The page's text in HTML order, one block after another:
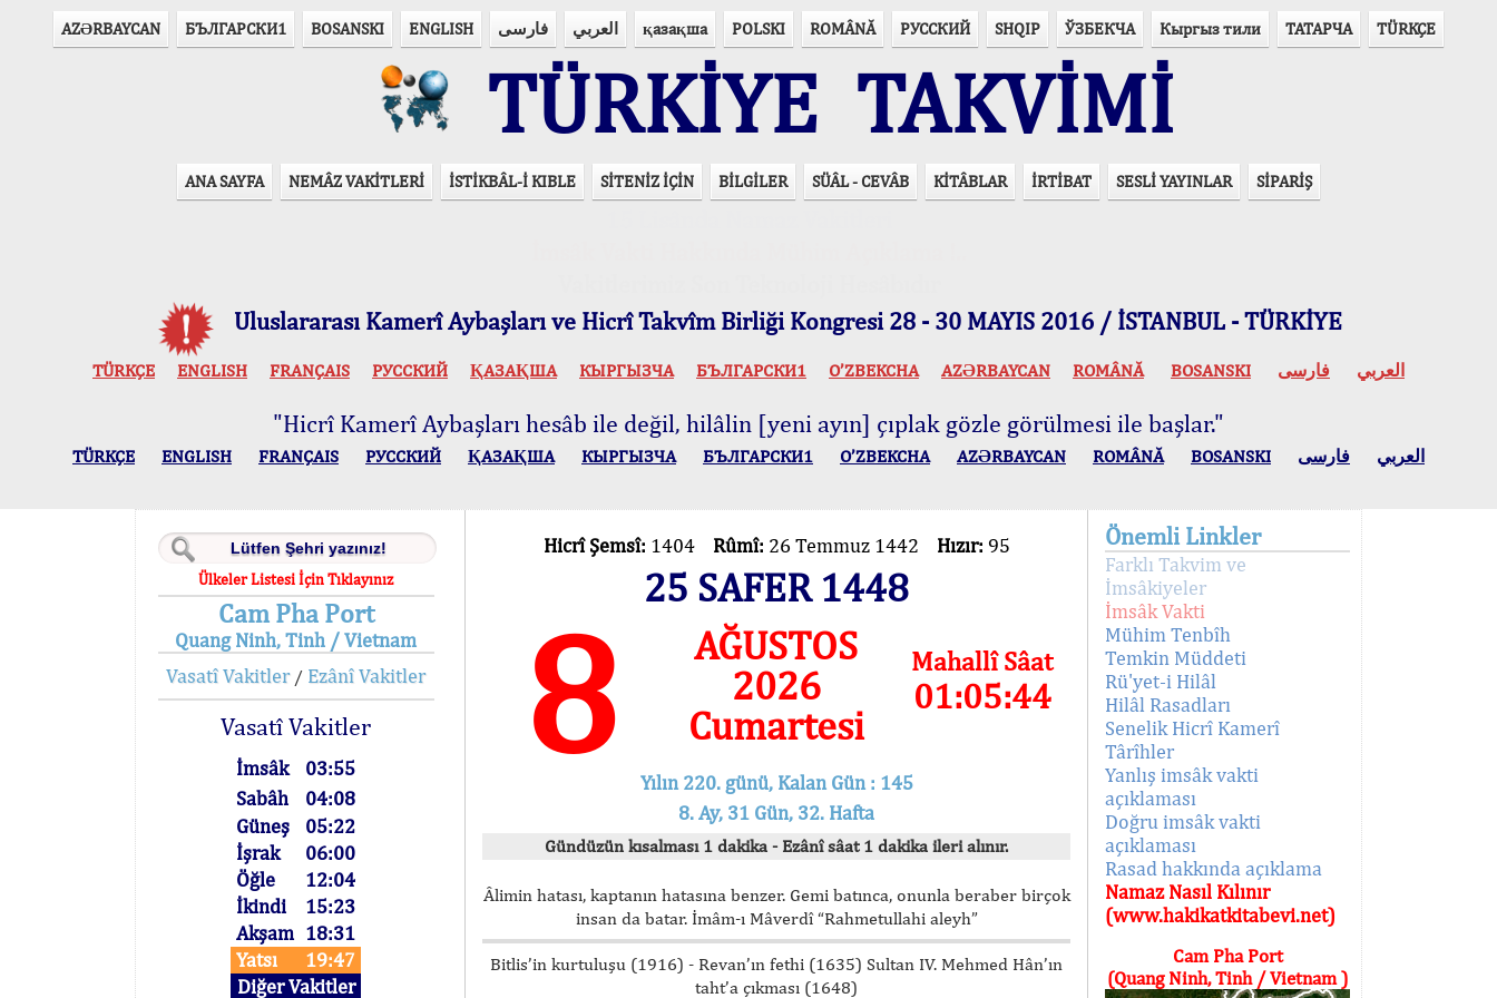
AZӘRBAYCAN БЪЛГАРСКИ1 BOSANSKI ENGLISH فارسی العربي қазақша POLSKI ROMÂNĂ РУССКИЙ SHQIP ЎЗБЕКЧА Кыргыз тили ТАТАРЧА TÜRKÇE
TÜRKİYE TAKVİMİ
ANA SAYFA NEMÂZ VAKİTLERİ İSTİKBÂL-İ KIBLE SİTENİZ İÇİN BİLGİLER SÜÂL - CEVÂB KİTÂBLAR İRTİBAT SESLİ YAYINLAR SİPARİŞ
Uluslararası Kamerî Aybaşları ve Hicrî Takvîm Birliği Kongresi 28 - 30 MAYIS 2016 / İSTANBUL - TÜRKİYE
TÜRKÇE ENGLISH FRANÇAIS РУССКИЙ ҚАЗАҚША КЫPГЫЗЧA БЪЛГАРСКИ1 O’ZBEKCHA AZӘRBAYCAN ROMÂNĂ BOSANSKI العربي فارسی
"Hicrî Kamerî Aybaşları hesâb ile değil, hilâlin [yeni ayın] çıplak gözle görülmesi ile başlar."
TÜRKÇE ENGLISH FRANÇAIS РУССКИЙ ҚАЗАҚША КЫPГЫЗЧA БЪЛГАРСКИ1 O’ZBEKCHA AZӘRBAYCAN ROMÂNĂ BOSANSKI العربي فارسی
Ülkeler Listesi İçin Tıklayınız
Cam Pha Port
Quang Ninh, Tinh / Vietnam
Vasatî Vakitler/ Ezânî Vakitler
Vasatî Vakitler
İmsâk
03:55
Sabâh
04:08
Güneş
05:22
İşrak
06:00
Öğle
12:04
İkindi
15:23
Akşam 18:31
Yatsı
19:47
Diğer Vakitler
Hicrî Şemsî: 1404 Rûmî: 26 Temmuz 1442 Hızır: 95
25 SAFER 1448
8
AĞUSTOS
2026
Cumartesi
Mahallî Sâat
01:05:44
Yılın 220. günü, Kalan Gün : 145
8. Ay, 31 Gün, 32. Hafta
Gündüzün kısalması 1 dakika - Ezânî sâat 1 dakika ileri alınır.
Âlimin hatası, kaptanın hatasına benzer. Gemi batınca, onunla beraber birçok
insan da batar. İmâm-ı Mâverdî “Rahmetullahi aleyh”
Bitlis’in kurtuluşu (1916) - Revan’ın fethi (1635) Sultan IV. Mehmed Hân’ın
taht’a çıkması (1648)
Önemli Linkler
Farklı Takvim ve
İmsâkiyeler
İmsâk Vakti
Mühim Tenbîh
Temkin Müddeti
Rü'yet-i Hilâl
Hilâl Rasadları
Senelik Hicrî Kamerî
Târîhler
Yanlış imsâk vakti
açıklaması
Doğru imsâk vakti
açıklaması
Rasad hakkında açıklama
Namaz Nasıl Kılınır
(www.hakikatkitabevi.net)
Cam Pha Port
(Quang Ninh, Tinh / Vietnam )